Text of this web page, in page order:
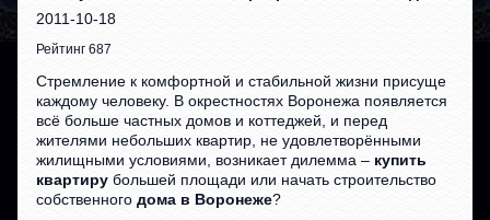
2011-10-18
Рейтинг 687
Стремление к комфортной и стабильной жизни присуще
каждому человеку. В окрестностях Воронежа появляется
всё больше частных домов и коттеджей, и перед
жителями небольших квартир, не удовлетворёнными
жилищными условиями, возникает дилемма – купить
квартиру большей площади или начать строительство
собственногодома в Воронеже?